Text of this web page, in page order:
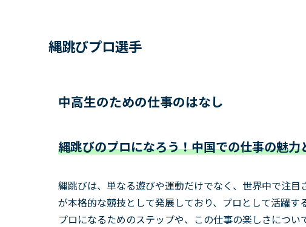
縄跳びプロ選手
中高生のための仕事のはなし
縄跳びのプロになろう！中国での仕事の魅力
縄跳びは、単なる遊びや運動だけでなく、世界中で注
が本格的な競技として発展しており、プロとして活躍
プロになるためのステップや、この仕事の楽しさについ